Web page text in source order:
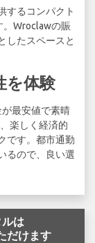
するコンパクト
。Wroclawの賑
したスペースと
を体験
最安値で素晴
楽しく経済的
です。都市通勤
るので、良い選
は
だけます